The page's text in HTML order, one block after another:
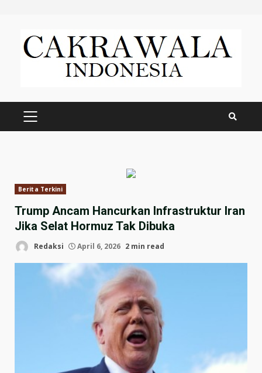
content
PRIMARY
Berita Terkini
Trump Ancam Hancurkan Infrastruktur Iran
Jika Selat Hormuz Tak Dibuka
Redaksi April 6, 2026 2 min read